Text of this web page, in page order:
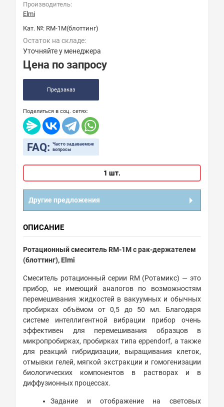
Производитель:
Elmi
Кат. №: RM-1M(блоттинг)
Остаток на складе:
Уточняйте у менеджера
Цена по запросу
Предзаказ
Поделиться в соц. сетях:
FAQ: Часто задаваемые
вопросы
1 шт.
Другие предложения
ОПИСАНИЕ
Ротационный смеситель RM-1M с рак-держателем
(блоттинг), Elmi
Смеситель ротационный серии RM (Ротамикс) — это
прибор, не имеющий аналогов по возможностям
перемешивания жидкостей в вакуумных и обычных
пробирках объёмом от 0,5 до 50 мл. Благодаря
системе интеллигентной вибрации прибор очень
эффективен для перемешивания образцов в
микропробирках, пробирках типа eppendorf, а также
для реакций гибридизации, выращивания клеток,
отмывки гелей, мягкой экстракции и гомогенизации
биологических компонентов в растворах и в
диффузионных процессах.
Задание и отображение на световых